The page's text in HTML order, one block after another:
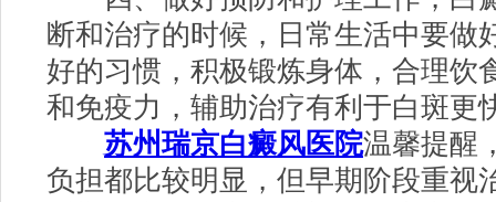
断和治疗的时候，日常生活中要做
好的习惯，积极锻炼身体，合理饮
和免疫力，辅助治疗有利于白斑更
苏州瑞京白癜风医院温馨提醒
负担都比较明显，但早期阶段重视